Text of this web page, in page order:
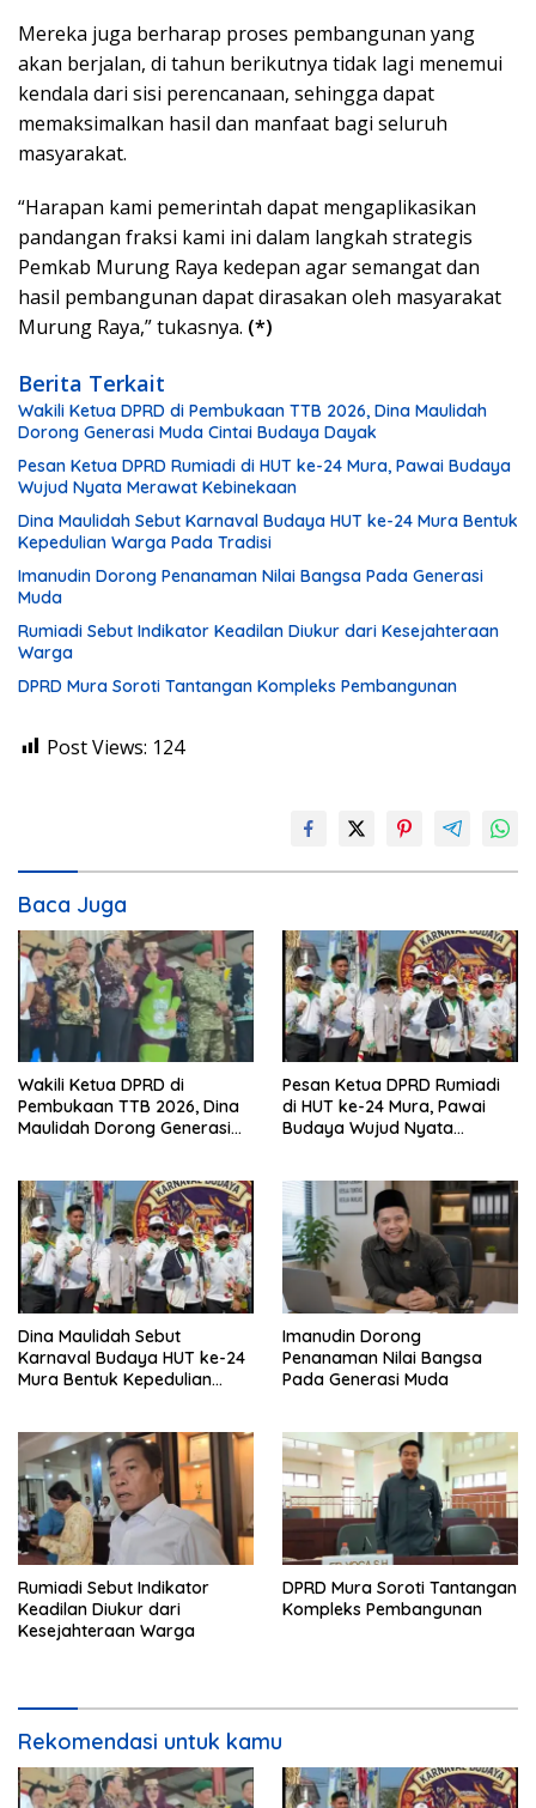
Mereka juga berharap proses pembangunan yang
akan berjalan, di tahun berikutnya tidak lagi menemui
kendala dari sisi perencanaan, sehingga dapat
memaksimalkan hasil dan manfaat bagi seluruh
masyarakat.
“Harapan kami pemerintah dapat mengaplikasikan
pandangan fraksi kami ini dalam langkah strategis
Pemkab Murung Raya kedepan agar semangat dan
hasil pembangunan dapat dirasakan oleh masyarakat
Murung Raya,” tukasnya. (*)
Berita Terkait
Wakili Ketua DPRD di Pembukaan TTB 2026, Dina Maulidah
Dorong Generasi Muda Cintai Budaya Dayak
Pesan Ketua DPRD Rumiadi di HUT ke-24 Mura, Pawai Budaya
Wujud Nyata Merawat Kebinekaan
Dina Maulidah Sebut Karnaval Budaya HUT ke-24 Mura Bentuk
Kepedulian Warga Pada Tradisi
Imanudin Dorong Penanaman Nilai Bangsa Pada Generasi
Muda
Rumiadi Sebut Indikator Keadilan Diukur dari Kesejahteraan
Warga
DPRD Mura Soroti Tantangan Kompleks Pembangunan
Post Views: 124
Baca Juga
Wakili Ketua DPRD di
Pembukaan TTB 2026, Dina
Maulidah Dorong Generasi
Pesan Ketua DPRD Rumiadi
di HUT ke-24 Mura, Pawai
Budaya Wujud Nyata
Dina Maulidah Sebut
Karnaval Budaya HUT ke-24
Mura Bentuk Kepedulian
Imanudin Dorong
Penanaman Nilai Bangsa
Pada Generasi Muda
Rumiadi Sebut Indikator
Keadilan Diukur dari
Kesejahteraan Warga
DPRD Mura Soroti Tantangan
Kompleks Pembangunan
Rekomendasi untuk kamu